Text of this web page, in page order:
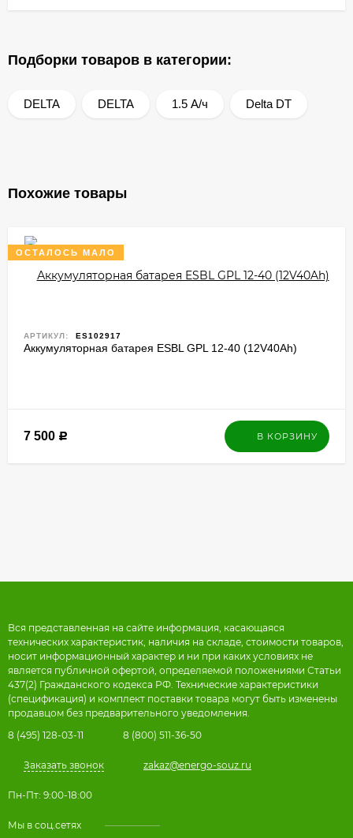
Подборки товаров в категории:
DELTA DELTA 1.5 А/ч Delta DT
Похожие товары
ОСТАЛОСЬ МАЛО
АРТИКУЛ: ES102917
Аккумуляторная батарея ESBL GPL 12-40 (12V40Ah)
7 500 Р В КОРЗИНУ
Вся представленная на сайте информация, касающаяся
технических характеристик, наличия на складе, стоимости товаров,
носит информационный характер и ни при каких условиях не
является публичной офертой, определяемой положениями Статьи
437(2) Гражданского кодекса РФ. Технические характеристики
(спецификация) и комплект поставки товара могут быть изменены
продавцом без предварительного уведомления.
8 (495) 128-03-11
8 (800) 511-36-50
Заказать звонок zakaz@energo-souz.ru
Пн-Пт: 9:00-18:00
Мы в соц.сетях